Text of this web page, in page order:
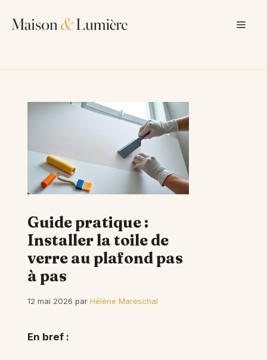
Guide pratique :
Installer la toile de
verre au plafond pas
à pas
12 mai 2026 par Hélène Mareschal
En bref :